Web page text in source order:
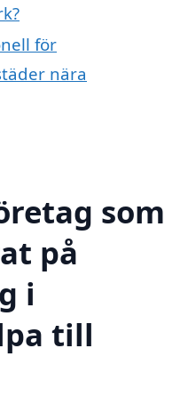
för
nära
som
på
i
till